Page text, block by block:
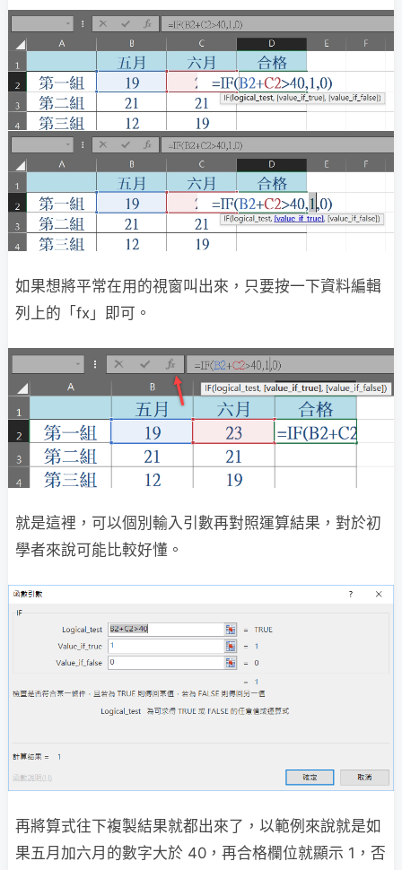
如果想將平常在用的視窗叫出來，只要按一下資料編輯
列上的「fx」即可。
就是這裡，可以個別輸入引數再對照運算結果，對於初
學者來說可能比較好懂。
再將算式往下複製結果就都出來了，以範例來說就是如
果五月加六月的數字大於 40，再合格欄位就顯示 1，否